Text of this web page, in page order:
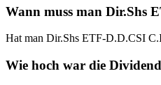
Wann muss man Dir.Shs
Hat man Dir.Shs ETF-D.D.CSI
Wie hoch war die